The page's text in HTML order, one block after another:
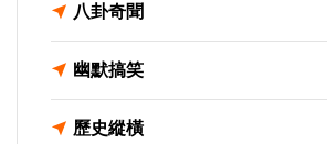
八卦奇聞
幽默搞笑
歷史縱橫